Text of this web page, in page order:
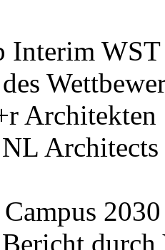
Interim WST
Architekten
durch